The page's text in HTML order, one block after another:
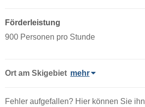
Förderleistung
900 Personen pro Stunde
Ort am Skigebiet mehr
Fehler aufgefallen? Hier können Sie ihn